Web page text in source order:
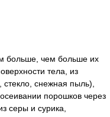
чем больше их
тела, из
снежная пыль),
порошков через
серы и сурика,